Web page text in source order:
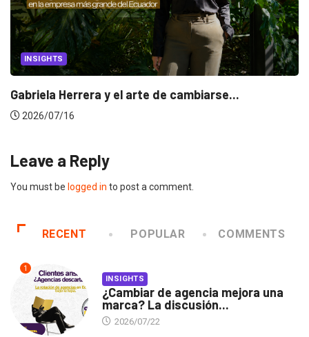
INSIGHTS
Gabriela Herrera y el arte de cambiarse...
2026/07/16
Leave a Reply
You must be logged in to post a comment.
RECENT POPULAR COMMENTS
1
INSIGHTS
¿Cambiar de agencia mejora una
marca? La discusión...
2026/07/22